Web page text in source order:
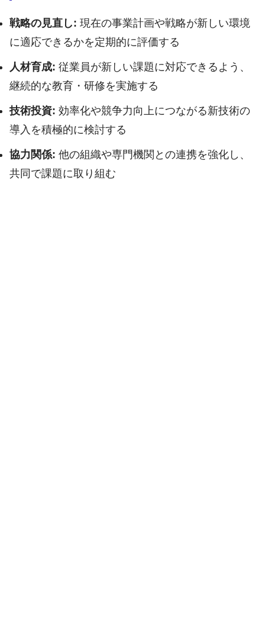
戦略の見直し: 現在の事業計画や戦略が新しい環境
に適応できるかを定期的に評価する
人材育成: 従業員が新しい課題に対応できるよう、
継続的な教育・研修を実施する
技術投資: 効率化や競争力向上につながる新技術の
導入を積極的に検討する
協力関係: 他の組織や専門機関との連携を強化し、
共同で課題に取り組む